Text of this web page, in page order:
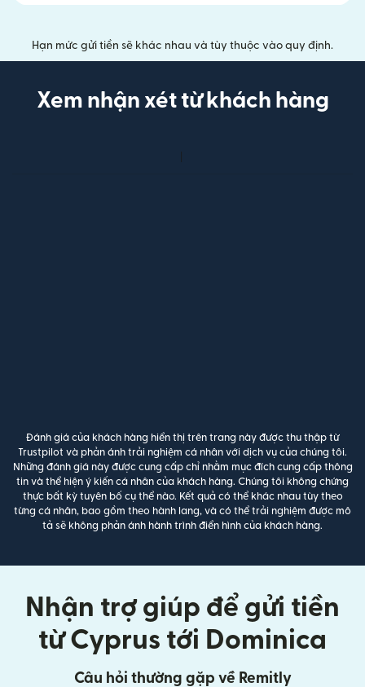
Hạn mức gửi tiền sẽ khác nhau và tùy thuộc vào quy định.
Xem nhận xét từ khách hàng
Đánh giá của khách hàng hiển thị trên trang này được thu thập từ
Trustpilot và phản ánh trải nghiệm cá nhân với dịch vụ của chúng tôi.
Những đánh giá này được cung cấp chỉ nhằm mục đích cung cấp thông
tin và thể hiện ý kiến cá nhân của khách hàng. Chúng tôi không chứng
thực bất kỳ tuyên bố cụ thể nào. Kết quả có thể khác nhau tùy theo
từng cá nhân, bao gồm theo hành lang, và có thể trải nghiệm được mô
tả sẽ không phản ánh hành trình điển hình của khách hàng.
Nhận trợ giúp để gửi tiền
từ Cyprus tới Dominica
Câu hỏi thường gặp về Remitly